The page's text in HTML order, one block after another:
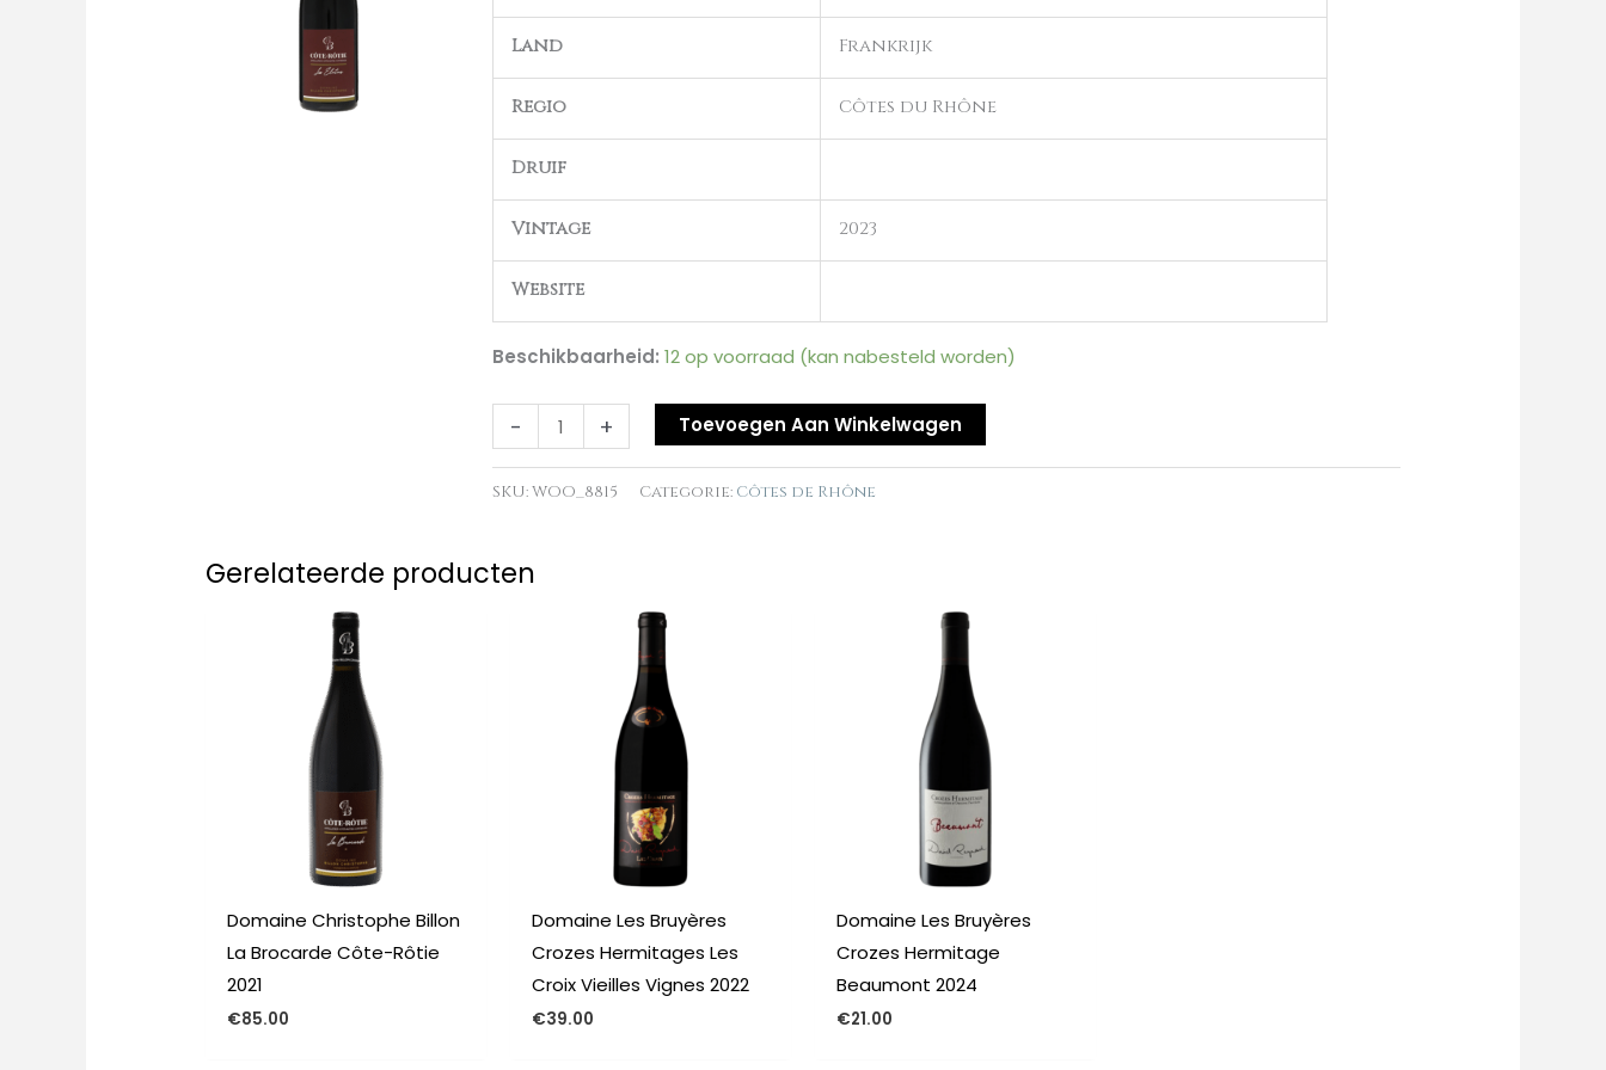
Land Frankrijk
Regio Côtes du Rhône
Druif
Vintage 2023
Website
Beschikbaarheid: 12 op voorraad (kan nabesteld worden)
-
Elotins
Côte-
+ Toevoegen Aan Winkelwagen
SKU:WOO_8815 Categorie: Côtes de Rhône
Gerelateerde producten
Domaine Christophe Billon
La Brocarde Côte-Rôtie
2021
€85.00
Domaine Les Bruyères
Crozes Hermitages Les
Croix Vieilles Vignes 2022
€39.00
Domaine Les Bruyères
Crozes Hermitage
Beaumont 2024
€21.00